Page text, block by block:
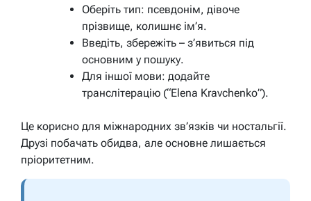
Оберіть тип: псевдонім, дівоче
прізвище, колишнє ім’я.
Введіть, збережіть – з’явиться під
основним у пошуку.
Для іншої мови: додайте
транслітерацію (“Elena Kravchenko”).
Це корисно для міжнародних зв’язків чи ностальгії.
Друзі побачать обидва, але основне лишається
пріоритетним.